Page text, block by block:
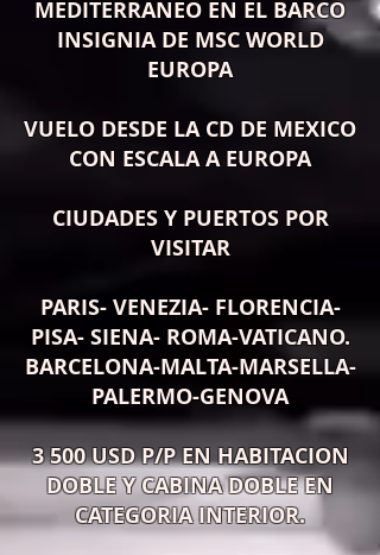
MEDITERRANEO EN EL BARCO
INSIGNIA DE MSC WORLD
EUROPA
VUELO DESDE LA CD DE MEXICO
CON ESCALA A EUROPA
CIUDADES Y PUERTOS POR
VISITAR
PARIS- VENEZIA- FLORENCIA-
PISA- SIENA- ROMA-VATICANO.
BARCELONA-MALTA-MARSELLA-
PALERMO-GENOVA
3 500 USD P/P EN HABITACION
DOBLE Y CABINA DOBLE EN
CATEGORIA INTERIOR.